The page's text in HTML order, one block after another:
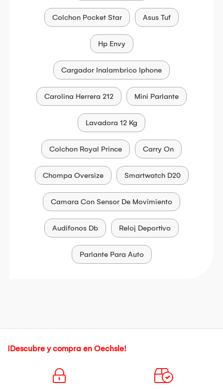
Colchon Pocket Star Asus Tuf
Hp Envy
Cargador Inalambrico Iphone
Carolina Herrera 212 Mini Parlante
Lavadora 12 Kg
Colchon Royal Prince Carry On
Chompa Oversize Smartwatch D20
Camara Con Sensor De Movimiento
Audifonos Db Reloj Deportivo
Parlante Para Auto
¡Descubre y compra en Oechsle!